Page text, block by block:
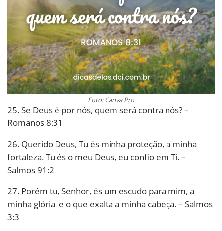
Foto: Canva Pro
25. Se Deus é por nós, quem será contra nós? –
Romanos 8:31
26. Querido Deus, Tu és minha proteção, a minha
fortaleza. Tu és o meu Deus, eu confio em Ti. –
Salmos 91:2
27. Porém tu, Senhor, és um escudo para mim, a
minha glória, e o que exalta a minha cabeça. – Salmos
3:3